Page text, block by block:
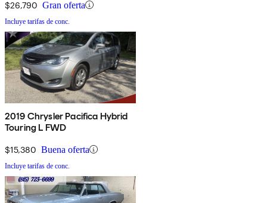
$26,790 Gran oferta
Incluye tarifas de conc.
2019 Chrysler Pacifica Hybrid
Touring L FWD
$15,380 Buena oferta
Incluye tarifas de conc.